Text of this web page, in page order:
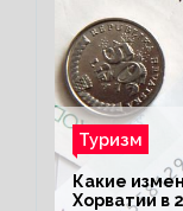
Туризм
Какие
Хорватии в